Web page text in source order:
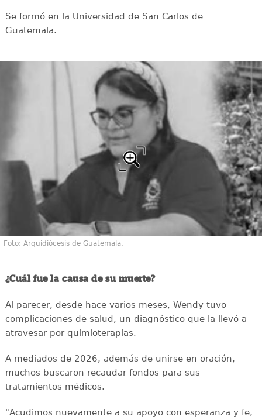
Se formó en la Universidad de San Carlos de
Guatemala.
Foto: Arquidiócesis de Guatemala.
¿Cuál fue la causa de su muerte?
Al parecer, desde hace varios meses, Wendy tuvo
complicaciones de salud, un diagnóstico que la llevó a
atravesar por quimioterapias.
A mediados de 2026, además de unirse en oración,
muchos buscaron recaudar fondos para sus
tratamientos médicos.
"Acudimos nuevamente a su apoyo con esperanza y fe,